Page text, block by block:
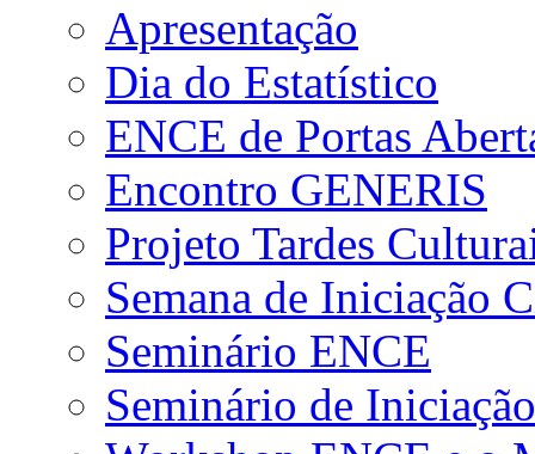
Apresentação
Dia do Estatístico
ENCE de Portas
Encontro GENERIS
Projeto Tardes
Semana de Iniciação
Seminário ENCE
Seminário de